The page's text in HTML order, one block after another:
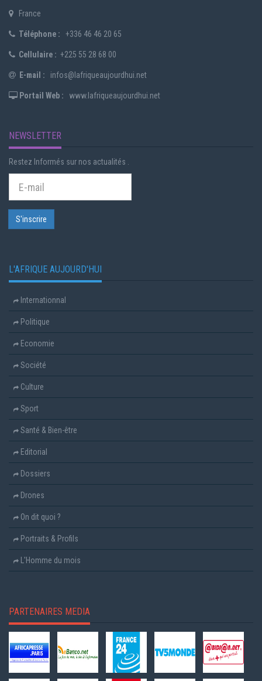
France
Téléphone : +336 46 46 20 65
Cellulaire : +225 55 28 68 00
E-mail : infos@lafriqueaujourdhui.net
Portail Web : www.lafriqueaujourdhui.net
NEWSLETTER
Restez Informés sur nos actualités .
L'AFRIQUE AUJOURD'HUI
Internationnal
Politique
Economie
Société
Culture
Sport
Santé & Bien-être
Editorial
Dossiers
Drones
On dit quoi ?
Portraits & Profils
L'Homme du mois
PARTENAIRES MEDIA